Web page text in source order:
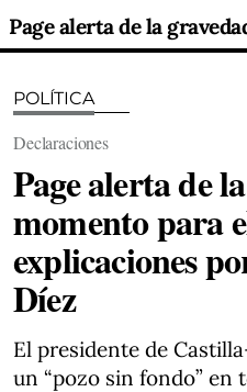
POLÍTICA
Declaraciones
Page alerta de
momento para
explicaciones
Díez
El presidente de
un “pozo sin fondo” en